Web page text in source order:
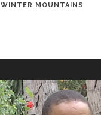
WINTER MOUNTAINS